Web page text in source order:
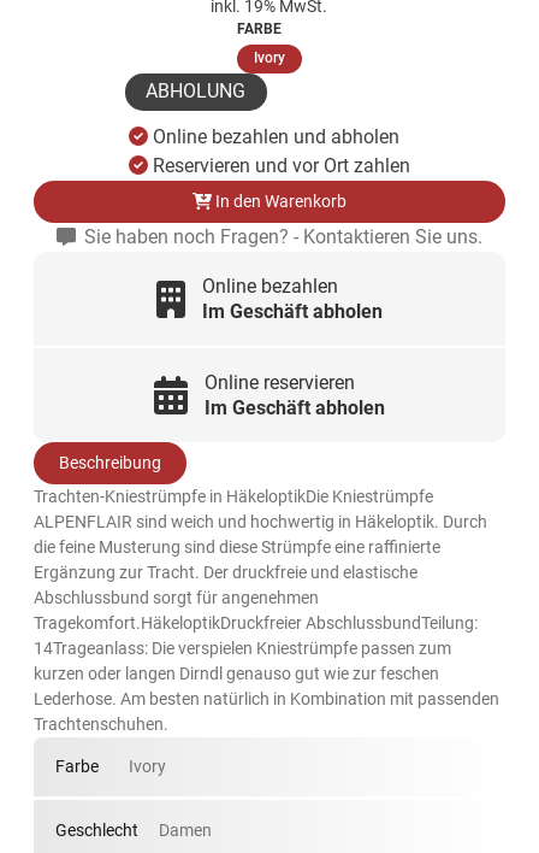
inkl. 19% MwSt.
FARBE
Ivory(ausgewählt)
ABHOLUNG
Online bezahlen und abholen
Reservieren und vor Ort zahlen
In den Warenkorb
Sie haben noch Fragen? - Kontaktieren Sie uns.
Online bezahlen
Im Geschäft abholen
Online reservieren
Im Geschäft abholen
Beschreibung
Trachten-Kniestrümpfe in HäkeloptikDie Kniestrümpfe
ALPENFLAIR sind weich und hochwertig in Häkeloptik. Durch
die feine Musterung sind diese Strümpfe eine raffinierte
Ergänzung zur Tracht. Der druckfreie und elastische
Abschlussbund sorgt für angenehmen
Tragekomfort.HäkeloptikDruckfreier AbschlussbundTeilung:
14Trageanlass: Die verspielen Kniestrümpfe passen zum
kurzen oder langen Dirndl genauso gut wie zur feschen
Lederhose. Am besten natürlich in Kombination mit passenden
Trachtenschuhen.
Farbe Ivory
Geschlecht Damen